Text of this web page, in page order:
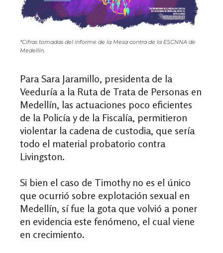
*Cifras tomadas del informe de la Mesa contra de la ESCNNA de
Medellín.
Para Sara Jaramillo, presidenta de la
Veeduría a la Ruta de Trata de Personas en
Medellín, las actuaciones poco eficientes
de la Policía y de la Fiscalía, permitieron
violentar la cadena de custodia, que sería
todo el material probatorio contra
Livingston.
Si bien el caso de Timothy no es el único
que ocurrió sobre explotación sexual en
Medellín, sí fue la gota que volvió a poner
en evidencia este fenómeno, el cual viene
en crecimiento.